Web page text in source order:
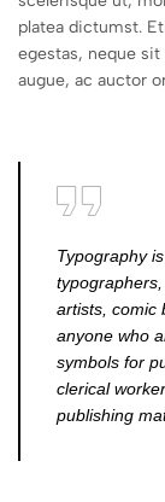
platea dictumst.
egestas, neque
augue, ac auctor
Typography
artists, comic
anyone who
symbols for
clerical
publishing